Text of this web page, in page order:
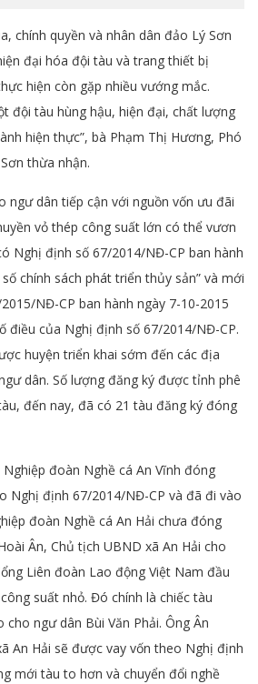
chính quyền và nhân dân đảo Lý Sơn
đại hóa đội tàu và trang thiết bị
hiện còn gặp nhiều vướng mắc.
đội tàu hùng hậu, hiện đại, chất lượng
hiện thực”, bà Phạm Thị Hương, Phó
thừa nhận.
ngư dân tiếp cận với nguồn vốn ưu đãi
vỏ thép công suất lớn có thể vươn
Nghị định số 67/2014/NĐ-CP ban hành
chính sách phát triển thủy sản” và mới
NĐ-CP ban hành ngày 7-10-2015
điều của Nghị định số 67/2014/NĐ-CP.
huyện triển khai sớm đến các địa
dân. Số lượng đăng ký được tỉnh phê
đến nay, đã có 21 tàu đăng ký đóng
đoàn Nghề cá An Vĩnh đóng
Nghị định 67/2014/NĐ-CP và đã đi vào
đoàn Nghề cá An Hải chưa đóng
Ân, Chủ tịch UBND xã An Hải cho
Liên đoàn Lao động Việt Nam đầu
suất nhỏ. Đó chính là chiếc tàu
ngư dân Bùi Văn Phải. Ông Ân
An Hải sẽ được vay vốn theo Nghị định
mới tàu to hơn và chuyển đổi nghề